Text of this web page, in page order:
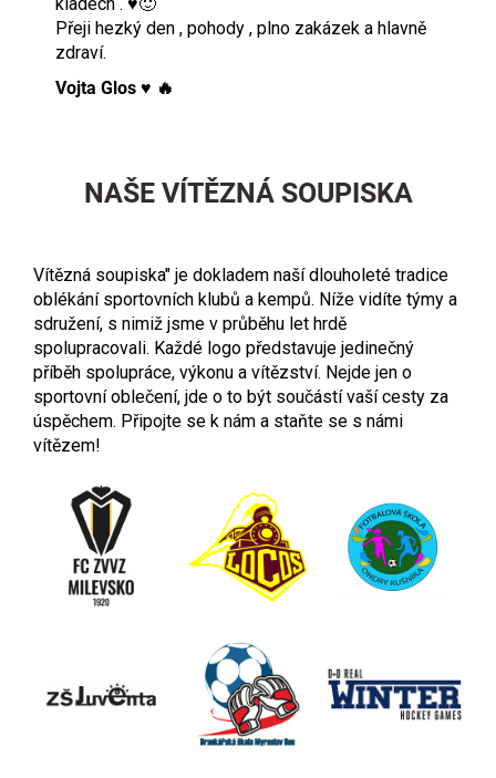
Přeji hezký den , pohody , plno zakázek a hlavně
zdraví.
Vojta Glos ♥️ 🔥
NAŠE VÍTĚZNÁ SOUPISKA
Vítězná soupiska" je dokladem naší dlouholeté tradice
oblékání sportovních klubů a kempů. Níže vidíte týmy a
sdružení, s nimiž jsme v průběhu let hrdě
spolupracovali. Každé logo představuje jedinečný
příběh spolupráce, výkonu a vítězství. Nejde jen o
sportovní oblečení, jde o to být součástí vaší cesty za
úspěchem. Připojte se k nám a staňte se s námi
vítězem!